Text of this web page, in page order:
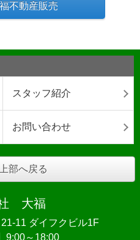
不動産販売
スタッフ紹介
お問い合わせ
部へ戻る
大福
11 ダイフクビル1F
9:00～18:00